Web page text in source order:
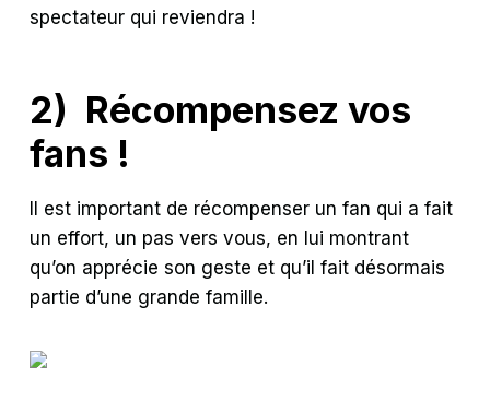
spectateur qui reviendra !
2) Récompensez vos
fans !
Il est important de récompenser un fan qui a fait
un effort, un pas vers vous, en lui montrant
qu’on apprécie son geste et qu’il fait désormais
partie d’une grande famille.